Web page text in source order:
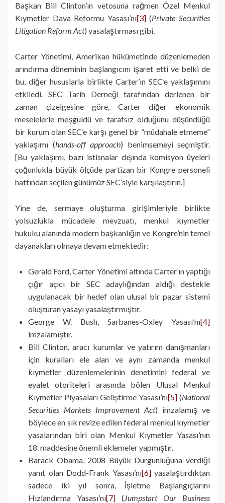
Başkan Bill Clinton’ın vetosuna rağmen Özel Menkul
Kıymetler Dava Reformu Yasası’nı[3](Private Securities
Litigation Reform Act) yasalaştırması gibi.
Carter Yönetimi, Amerikan hükümetinde düzenlemeden
arındırma döneminin başlangıcını işaret etti ve belki de
bu, diğer hususlarla birlikte Carter’ın SEC’e yaklaşımını
etkiledi. SEC Tarih Derneği tarafından derlenen bir
zaman çizelgesine göre, Carter diğer ekonomik
meselelerle meşguldü ve tarafsız olduğunu düşündüğü
bir kurum olan SEC’e karşı genel bir “müdahale etmeme”
yaklaşımı (hands-off approach) benimsemeyi seçmiştir.
[Bu yaklaşımı, bazı istisnalar dışında komisyon üyeleri
çoğunlukla büyük ölçüde partizan bir Kongre personeli
hattından seçilen günümüz SEC’siyle karşılaştırın.]
Yine de, sermaye oluşturma girişimleriyle birlikte
yolsuzlukla mücadele mevzuatı, menkul kıymetler
hukuku alanında modern başkanlığın ve Kongre’nin temel
dayanakları olmaya devam etmektedir:
Gerald Ford, Carter Yönetimi altında Carter’ın yaptığı
çığır açıcı bir SEC adaylığından aldığı destekle
uygulanacak bir hedef olan ulusal bir pazar sistemi
oluşturan yasayı yasalaştırmıştır.
George W. Bush, Sarbanes-Oxley Yasası’nı[4]
imzalamıştır.
Bill Clinton, aracı kurumlar ve yatırım danışmanları
için kuralları ele alan ve aynı zamanda menkul
kıymetler düzenlemelerinin denetimini federal ve
eyalet otoriteleri arasında bölen Ulusal Menkul
Kıymetler Piyasaları Geliştirme Yasası’nı[5] (National
Securities Markets Improvement Act) imzalamış ve
böylece en sık revize edilen federal menkul kıymetler
yasalarından biri olan Menkul Kıymetler Yasası’nın
18. maddesine önemli eklemeler yapmıştır.
Barack Obama, 2008 Büyük Durgunluğuna verdiği
yanıt olan Dodd-Frank Yasası’nı[6]yasalaştırdıktan
sadece iki yıl sonra, İşletme Başlangıçlarını
Hızlandırma Yasası’nı[7] ( Jumpstart Our Business